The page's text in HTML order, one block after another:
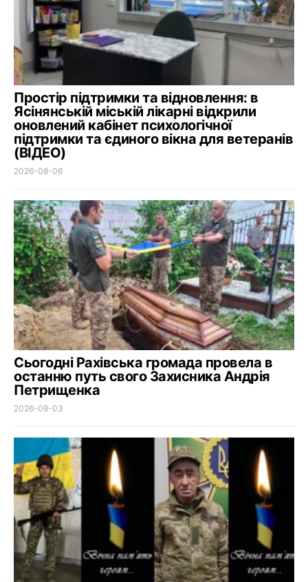
Простір підтримки та відновлення: в
Ясінянській міській лікарні відкрили
оновлений кабінет психологічної
підтримки та єдиного вікна для ветеранів
(ВІДЕО)
2026-08-06
Сьогодні Рахівська громада провела в
останню путь свого Захисника Андрія
Петрищенка
2026-08-03